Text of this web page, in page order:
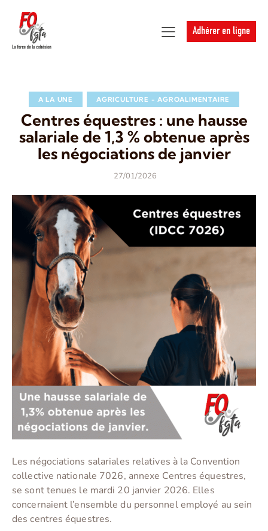
Adhérer en ligne
A LA UNE AGRICULTURE - AGROALIMENTAIRE
Centres équestres : une hausse
salariale de 1,3 % obtenue après
les négociations de janvier
27/01/2026
Les négociations salariales relatives à la Convention
collective nationale 7026, annexe Centres équestres,
se sont tenues le mardi 20 janvier 2026. Elles
concernaient l’ensemble du personnel employé au sein
des centres équestres.